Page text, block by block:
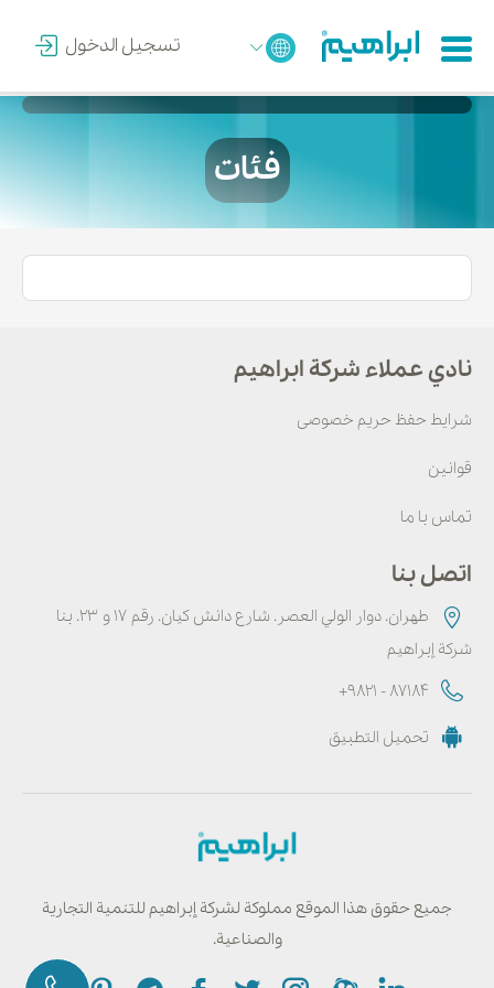
تسجيل الدخول
فئات
نادي عملاء شركة ابراهيم
شرایط حفظ حریم خصوصی
قوانین
تماس با ما
اتصل بنا
طهران. دوار الولي العصر. شارع دانش كيان. رقم ۱۷ و ۲۳. بنا
شركة إبراهيم
+9821 - 87184
تحميل التطبيق
جميع حقوق هذا الموقع مملوكة لشركة إبراهيم للتنمية التجارية
والصناعية.